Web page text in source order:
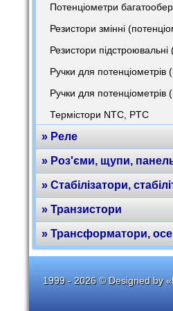
Потенціометри
Резистори змінні
Резистори підстроювальні
Ручки для потенціометрів
Ручки для потенціометрів
Термістори NTC, PTC
» Реле
» Роз'єми, щупи,
» Стабілізатори,
» Транзистори
» Трансформатори,
1999 - 2026 © Designed by